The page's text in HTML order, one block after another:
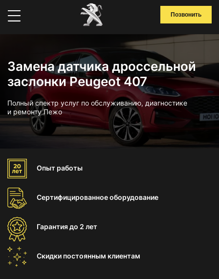
Позвонить
Замена датчика дроссельной
заслонки Peugeot 407
Полный спектр услуг по обслуживанию, диагностике
и ремонту Пежо
Опыт работы
Сертифицированноеоборудование
Гарантиядо 2 лет
Скидки постоянным клиентам